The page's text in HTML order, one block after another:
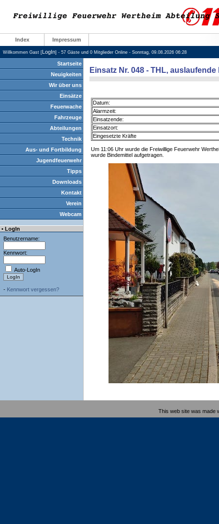
Index Impressum
Willkommen Gast [LogIn] - 57 Gäste und 0 Mitglieder Online - Sonntag, 09.08.2026 06:28
Startseite
Neuigkeiten
Wir über uns
Einsätze
Feuerwache
Fahrzeuge
Abteilungen
Technik
Aus- und Fortbildung
Jugendfeuerwehr
Tipps
Downloads
Kontakt
Verein
Webcam
• LogIn
Benutzername:
Kennwort:
Auto-LogIn
- Kennwort vergessen?
Einsatz Nr. 048 - THL,
Datum:
Alarmzeit:
Einsatzende:
Einsatzort:
Eingesetzte Kräfte
Um 11:06 Uhr wurde die Freiwillige Feuerwehr
wurde Bindemittel aufgetragen.
This web site was made